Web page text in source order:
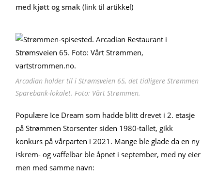
med kjøtt og smak (link til artikkel)
Arcadian holder til i Strømsveien 65, det tidligere Strømmen
Sparebank-lokalet. Foto: Vårt Strømmen.
Populære Ice Dream som hadde blitt drevet i 2. etasje
på Strømmen Storsenter siden 1980-tallet, gikk
konkurs på vårparten i 2021. Mange ble glade da en ny
iskrem- og vaffelbar ble åpnet i september, med ny eier
men med samme navn: